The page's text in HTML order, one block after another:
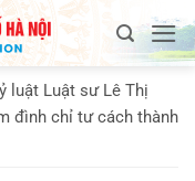
luật Luật sư Lê Thị
đình chỉ tư cách thành